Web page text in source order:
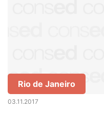
Rio de Janeiro
03.11.2017